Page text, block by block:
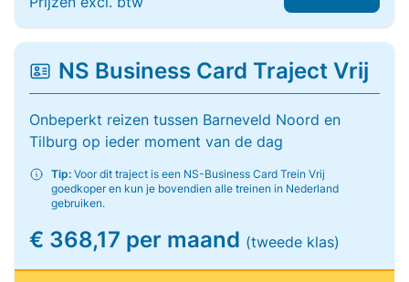
NS Business Card Traject Vrij
Onbeperkt reizen tussen Barneveld Noord en
Tilburg op ieder moment van de dag
Tip: Voor dit traject is een NS-Business Card Trein Vrij
goedkoper en kun je bovendien alle treinen in Nederland
gebruiken.
€ 368,17 per maand (tweede klas)